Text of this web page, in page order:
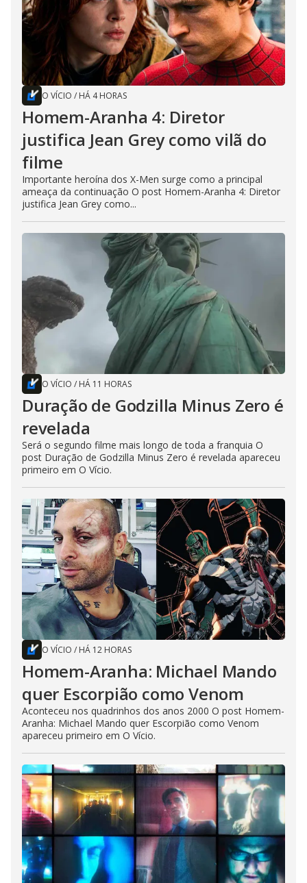
O VÍCIO / HÁ 4 HORAS
Homem-Aranha 4: Diretor
justifica Jean Grey como vilã do
filme
Importante heroína dos X-Men surge como a principal
ameaça da continuação O post Homem-Aranha 4: Diretor
justifica Jean Grey como...
O VÍCIO / HÁ 11 HORAS
Duração de Godzilla Minus Zero é
revelada
Será o segundo filme mais longo de toda a franquia O
post Duração de Godzilla Minus Zero é revelada apareceu
primeiro em O Vício.
O VÍCIO / HÁ 12 HORAS
Homem-Aranha: Michael Mando
quer Escorpião como Venom
Aconteceu nos quadrinhos dos anos 2000 O post Homem-
Aranha: Michael Mando quer Escorpião como Venom
apareceu primeiro em O Vício.